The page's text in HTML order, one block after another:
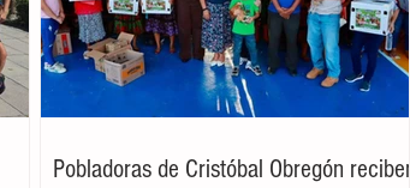
Pobladoras de Cristóbal Obregón reciben